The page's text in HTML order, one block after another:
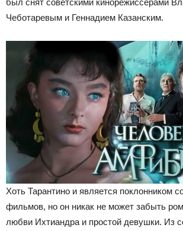
был снят советскими кинорежиссёрами
Чеботаревым и Геннадием Казанским.
Хоть Тарантино и является поклонником
фильмов, но он никак не может забыть
любви Ихтиандра и простой девушки. Из